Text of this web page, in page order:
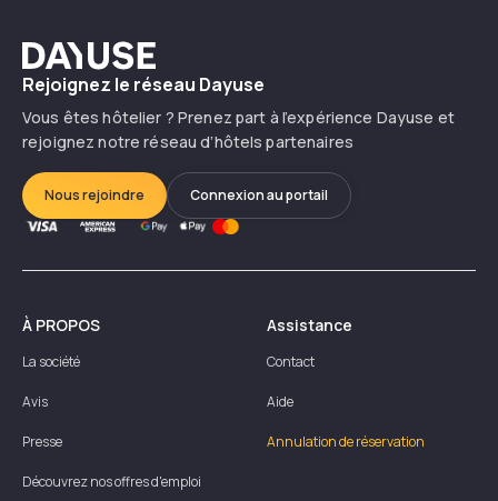
Dayuse
Rejoignez le réseau Dayuse
Vous êtes hôtelier ? Prenez part à l’expérience Dayuse et
rejoignez notre réseau d’hôtels partenaires
Nous rejoindre Connexion au portail
À PROPOS
La société
Avis
Presse
Découvrez nos offres d'emploi
Assistance
Contact
Aide
Annulation de réservation